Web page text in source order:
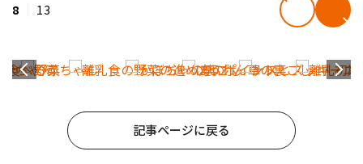
8 13
記事ページに戻る